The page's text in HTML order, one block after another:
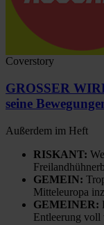
Coverstory
GROSSER
seine
Außerdem im Heft
RISKANT:
GEMEIN:
Mitteleuropa
GEMEINER:
Entleerung voll